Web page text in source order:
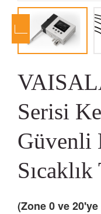
Serisi
Güvenli
(Zone0 ve